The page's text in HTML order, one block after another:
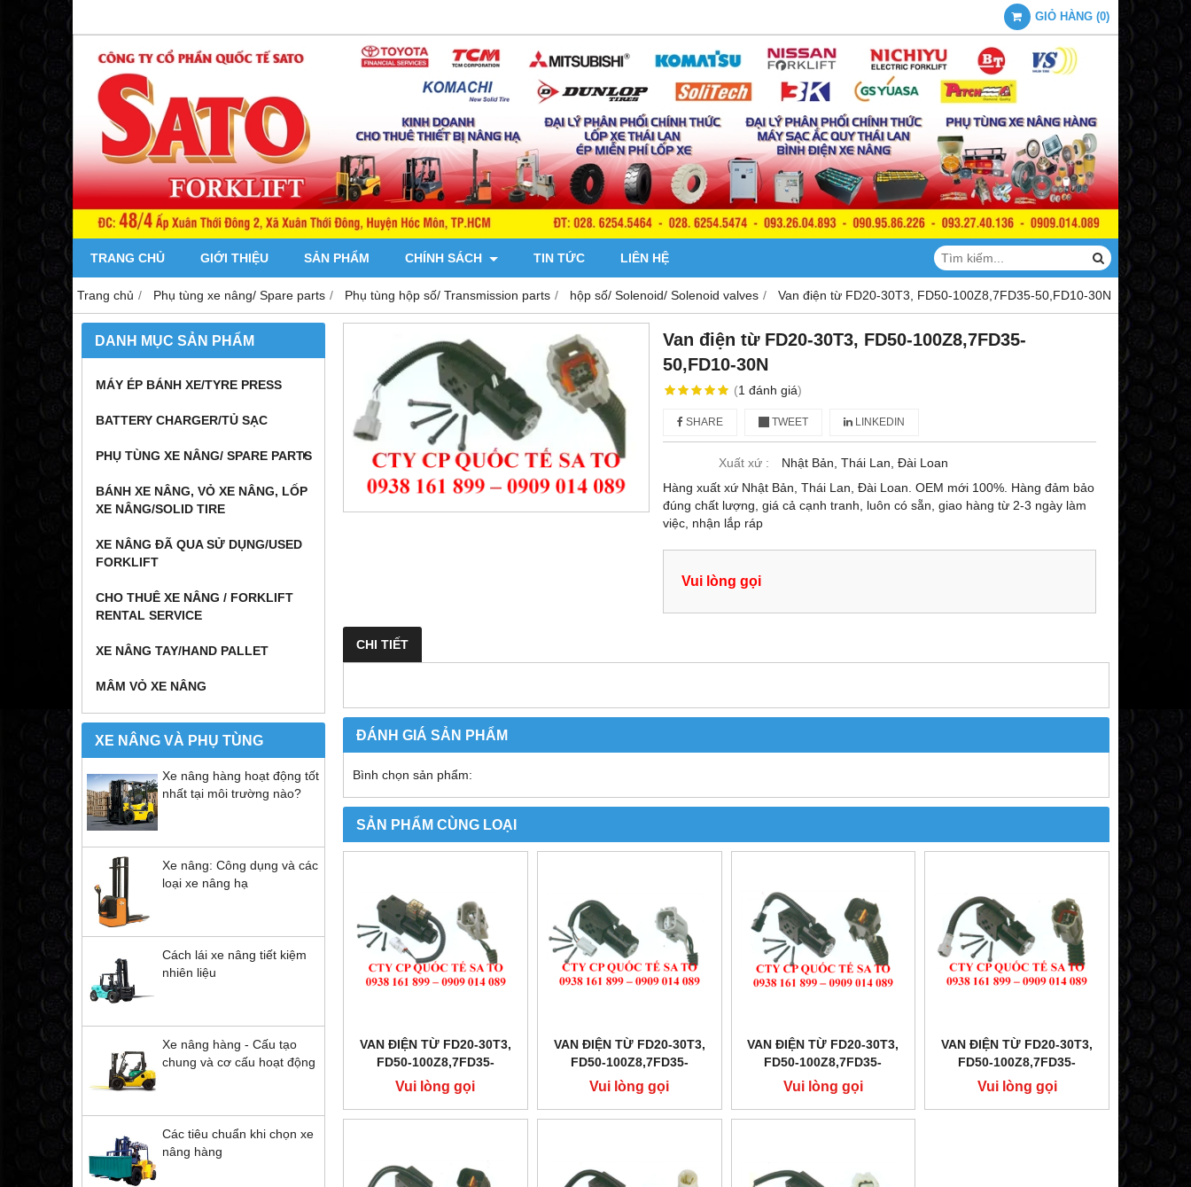
GIỎ HÀNG (0)
TRANG CHỦ GIỚI THIỆU SẢN PHẨM CHÍNH SÁCH TIN TỨC LIÊN HỆ
Trang chủ Phụ tùng xe nâng/ Spare parts Phụ tùng hộp số/ Transmission parts hộp số/ Solenoid/ Solenoid valves Van điện từ FD20-30T3, FD50-100Z8,7FD35-50,FD10-30N
DANH MỤC SẢN PHẨM
MÁY ÉP BÁNH XE/TYRE PRESS
BATTERY CHARGER/TỦ SẠC
PHỤ TÙNG XE NÂNG/ SPARE PARTS
BÁNH XE NÂNG, VỎ XE NÂNG, LỐP
XE NÂNG/SOLID TIRE
XE NÂNG ĐÃ QUA SỬ DỤNG/USED
FORKLIFT
CHO THUÊ XE NÂNG / FORKLIFT
RENTAL SERVICE
XE NÂNG TAY/HAND PALLET
MÂM VỎ XE NÂNG
XE NÂNG VÀ PHỤ TÙNG
Xe nâng hàng hoạt động tốt
nhất tại môi trường nào?
Xe nâng: Công dụng và các
loại xe nâng hạ
Cách lái xe nâng tiết kiệm
nhiên liệu
Xe nâng hàng - Cấu tạo
chung và cơ cấu hoạt động
Các tiêu chuẩn khi chọn xe
nâng hàng
Van điện từ FD20-30T3, FD50-100Z8,7FD35-
50,FD10-30N
(1 đánh giá)
SHARE TWEET LINKEDIN
Xuất xứ :
Nhật Bản, Thái Lan, Đài Loan
Hàng xuất xứ Nhật Bản, Thái Lan, Đài Loan. OEM mới 100%. Hàng đảm bảo
đúng chất lượng, giá cả cạnh tranh, luôn có sẵn, giao hàng từ 2-3 ngày làm
việc, nhận lắp ráp
Vui lòng gọi
CHI TIẾT
ĐÁNH GIÁ SẢN PHẨM
Bình chọn sản phẩm:
SẢN PHẨM CÙNG LOẠI
VAN ĐIỆN TỪ FD20-30T3,
FD50-100Z8,7FD35-
50,FD10-30N
Vui lòng gọi
VAN ĐIỆN TỪ FD20-30T3,
FD50-100Z8,7FD35-
50,FD10-30N
Vui lòng gọi
VAN ĐIỆN TỪ FD20-30T3,
FD50-100Z8,7FD35-
50,FD10-30N
Vui lòng gọi
VAN ĐIỆN TỪ FD20-30T3,
FD50-100Z8,7FD35-
50,FD10-30N
Vui lòng gọi